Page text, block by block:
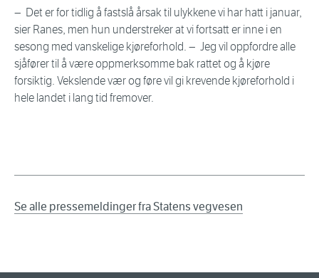
− Det er for tidlig å fastslå årsak til ulykkene vi har hatt i januar,
sier Ranes, men hun understreker at vi fortsatt er inne i en
sesong med vanskelige kjøreforhold. − Jeg vil oppfordre alle
sjåfører til å være oppmerksomme bak rattet og å kjøre
forsiktig. Vekslende vær og føre vil gi krevende kjøreforhold i
hele landet i lang tid fremover.
Se alle pressemeldinger fra Statens vegvesen